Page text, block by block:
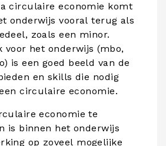
circulaire economie komt
onderwijs vooral terug als
zoals een minor.
voor het onderwijs (mbo,
is een goed beeld van de
en skills die nodig
circulaire economie.
economie te
is binnen het onderwijs
op zoveel mogelijke